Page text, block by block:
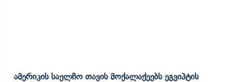
Ამერიკის Საელჩო Თავის Მოქალაქეებს Ეგვიპტის